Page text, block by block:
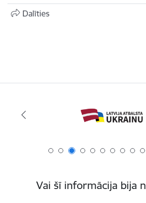
Dalīties
Vai šī informācija bija